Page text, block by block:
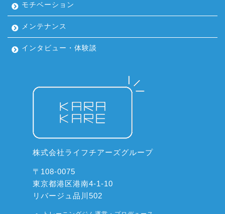
モチベーション
メンテナンス
インタビュー・体験談
株式会社ライフチアーズグループ
〒108-0075
東京都港区港南4-1-10
リバージュ品川502